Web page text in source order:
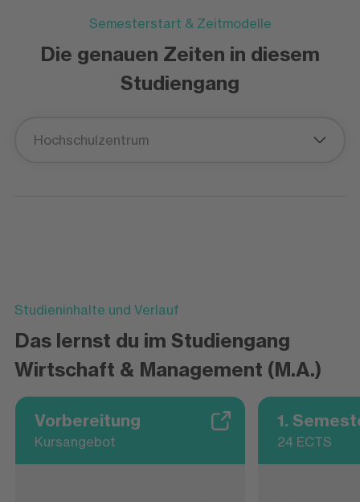
Semesterstart & Zeitmodelle
Die genauen Zeiten in diesem
Studiengang
Hochschulzentrum
Studieninhalte und Verlauf
Das lernst du im Studiengang
Wirtschaft & Management (M.A.)
Vorbereitung
Kursangebot
1.
24 ECTS